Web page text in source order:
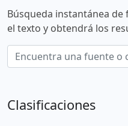
Búsqueda instantánea
el texto y obtendrá los
Clasificaciones